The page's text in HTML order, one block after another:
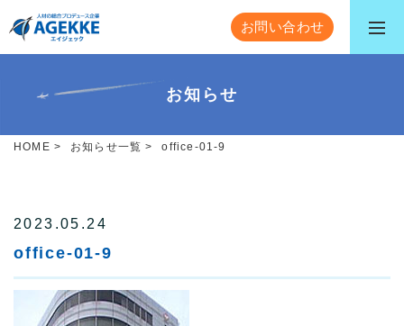
お問い合わせ
お知らせ
HOME > お知らせ一覧 > office-01-9
2023.05.24
office-01-9